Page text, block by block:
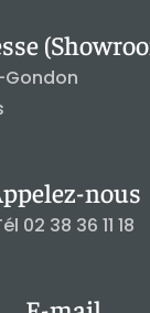
nous
02 38 36 11 18